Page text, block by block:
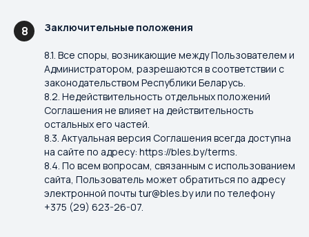
8 Заключительные положения
8.1. Все споры, возникающие между Пользователем и
Администратором, разрешаются в соответствии с
законодательством Республики Беларусь.
8.2. Недействительность отдельных положений
Соглашения не влияет на действительность
остальных его частей.
8.3. Актуальная версия Соглашения всегда доступна
на сайте по адресу: https://bles.by/terms.
8.4. По всем вопросам, связанным с использованием
сайта, Пользователь может обратиться по адресу
электронной почты tur@bles.by или по телефону
+375 (29) 623-26-07.